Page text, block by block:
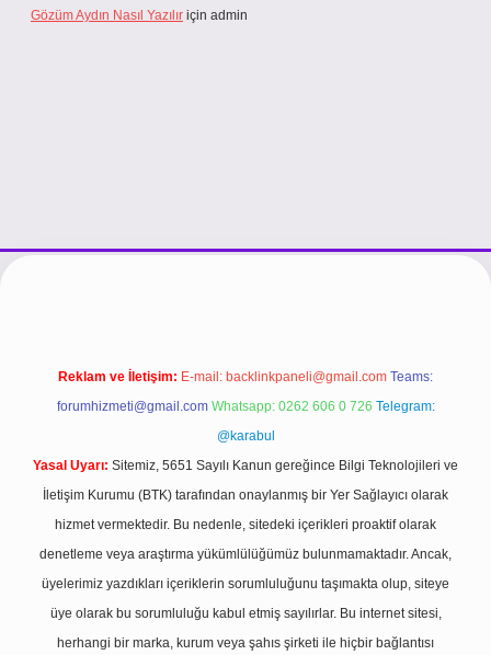
Gözüm Aydın Nasıl Yazılır için admin
giriş
Reklam ve İletişim: E-mail: backlinkpaneli@gmail.com Teams:
forumhizmeti@gmail.com Whatsapp: 0262 606 0 726 Telegram:
@karabul
Yasal Uyarı: Sitemiz, 5651 Sayılı Kanun gereğince Bilgi Teknolojileri ve
İletişim Kurumu (BTK) tarafından onaylanmış bir Yer Sağlayıcı olarak
hizmet vermektedir. Bu nedenle, sitedeki içerikleri proaktif olarak
denetleme veya araştırma yükümlülüğümüz bulunmamaktadır. Ancak,
üyelerimiz yazdıkları içeriklerin sorumluluğunu taşımakta olup, siteye
üye olarak bu sorumluluğu kabul etmiş sayılırlar. Bu internet sitesi,
herhangi bir marka, kurum veya şahıs şirketi ile hiçbir bağlantısı